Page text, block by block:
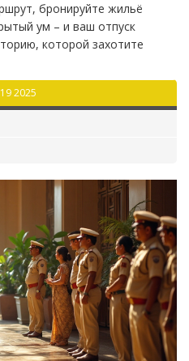
бронируйте жильё
ум – и ваш отпуск
которой захотите
2025